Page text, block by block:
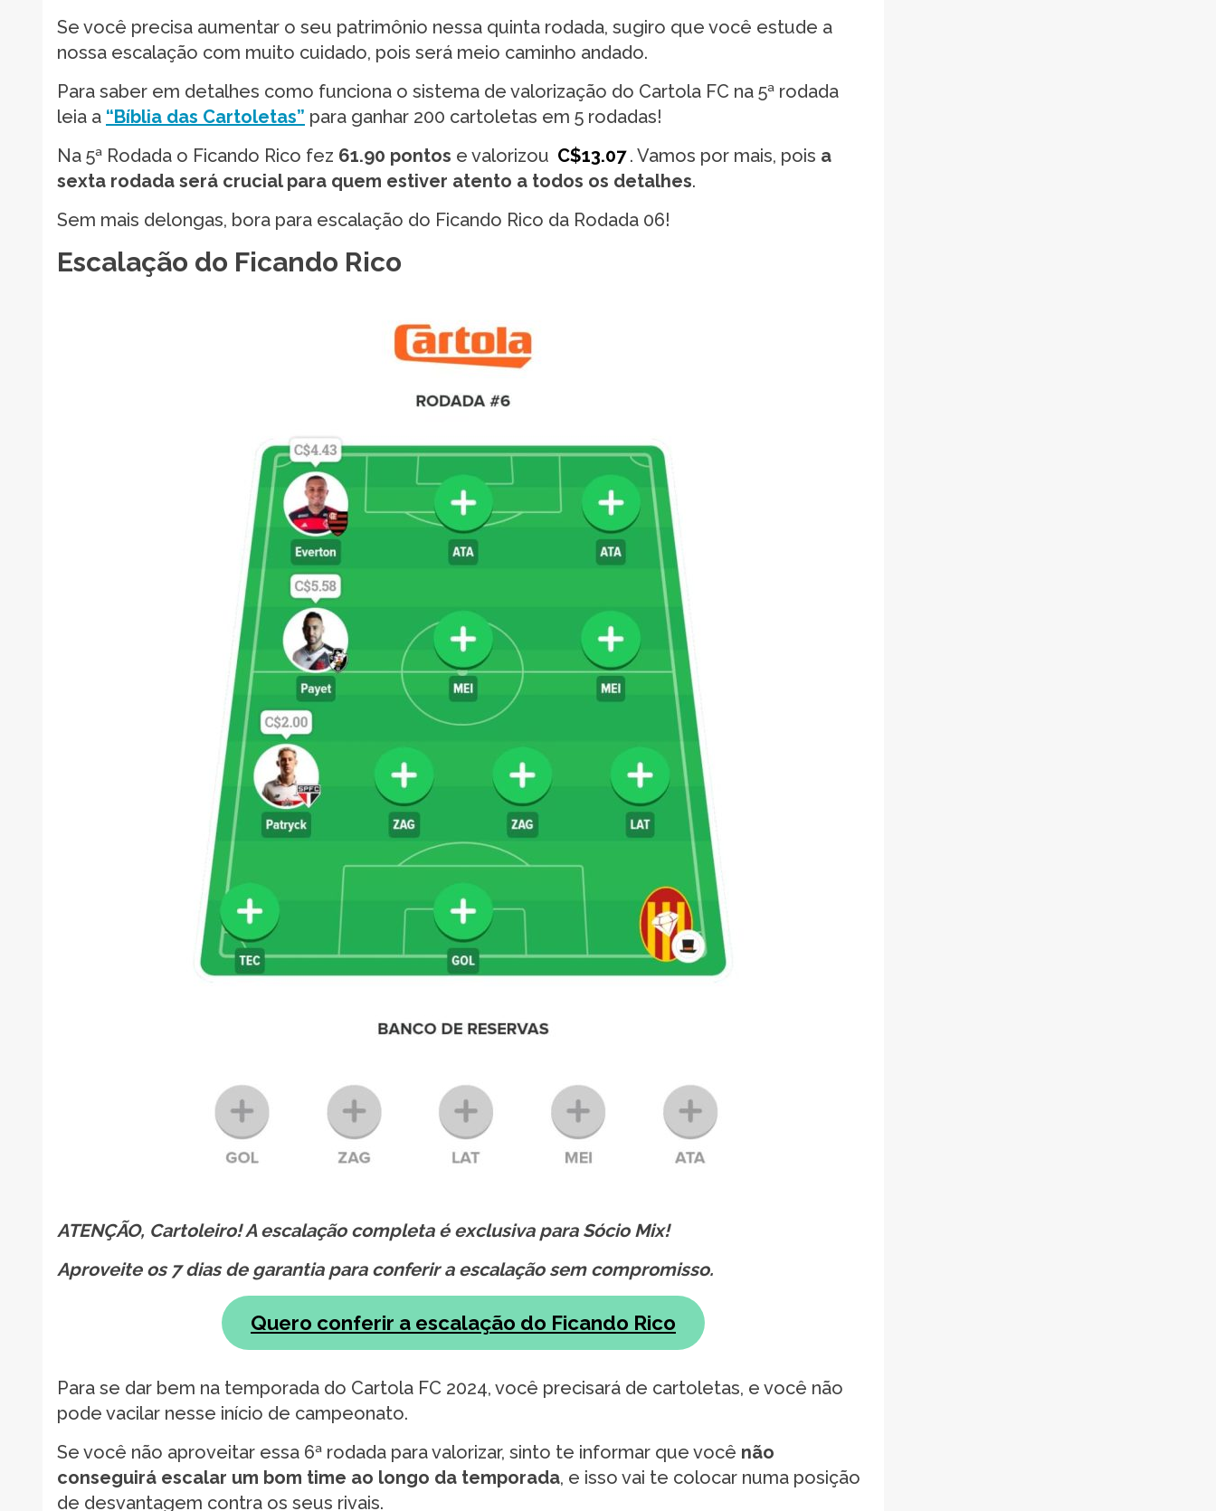
Se você precisa aumentar o seu patrimônio nessa quinta rodada, sugiro que você estude a
nossa escalação com muito cuidado, pois será meio caminho andado.
Para saber em detalhes como funciona o sistema de valorização do Cartola FC na 5ª rodada
leia a “Bíblia das Cartoletas” para ganhar 200 cartoletas em 5 rodadas!
Na 5ª Rodada o Ficando Rico fez 61.90 pontos e valorizou C$13.07 . Vamos por mais, pois a
sexta rodada será crucial para quem estiver atento a todos os detalhes.
Sem mais delongas, bora para escalação do Ficando Rico da Rodada 06!
Escalação do Ficando Rico
ATENÇÃO, Cartoleiro! A escalação completa é exclusiva para Sócio Mix!
Aproveite os 7 dias de garantia para conferir a escalação sem compromisso.
Quero conferir a escalação do Ficando Rico
Para se dar bem na temporada do Cartola FC 2024, você precisará de cartoletas, e você não
pode vacilar nesse início de campeonato.
Se você não aproveitar essa 6ª rodada para valorizar, sinto te informar que você não
conseguirá escalar um bom time ao longo da temporada, e isso vai te colocar numa posição
de desvantagem contra os seus rivais.